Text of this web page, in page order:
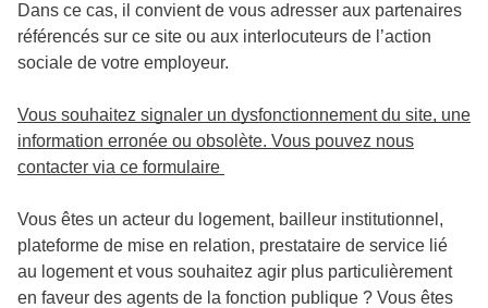
Dans ce cas, il convient de vous adresser aux partenaires
référencés sur ce site ou aux interlocuteurs de l’action
sociale de votre employeur.
Vous souhaitez signaler un dysfonctionnement du site, une
information erronée ou obsolète. Vous pouvez nous
contacter via ce formulaire
Vous êtes un acteur du logement, bailleur institutionnel,
plateforme de mise en relation, prestataire de service lié
au logement et vous souhaitez agir plus particulièrement
en faveur des agents de la fonction publique ? Vous êtes